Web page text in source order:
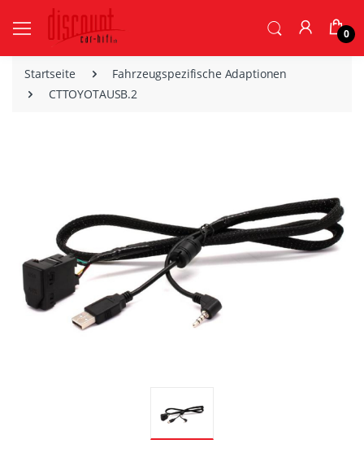
0
Startseite
Fahrzeugspezifische Adaptionen
CTTOYOTAUSB.2